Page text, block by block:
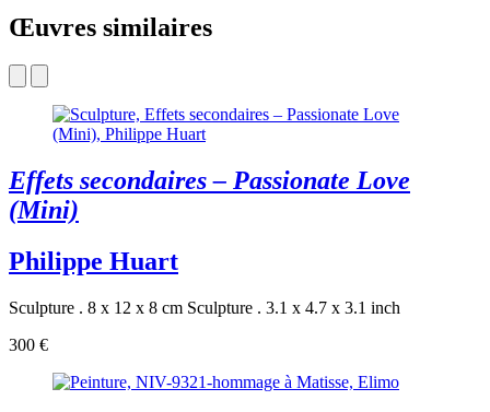
Œuvres similaires
Effets secondaires – Passionate Love
(Mini)
Philippe Huart
Sculpture . 8 x 12 x 8 cm Sculpture . 3.1 x 4.7 x 3.1 inch
300 €